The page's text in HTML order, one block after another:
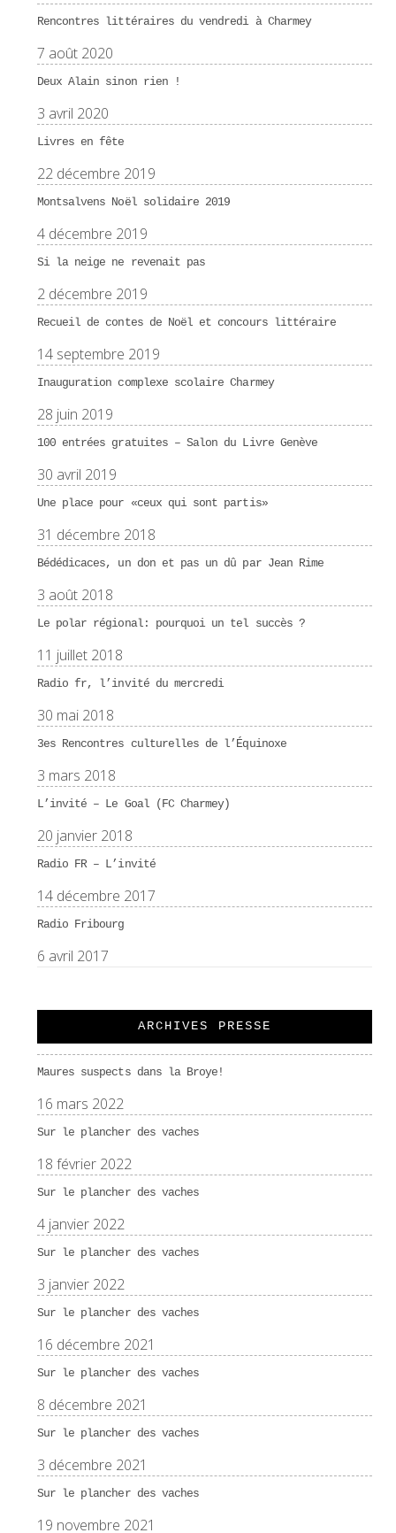
Rencontres littéraires du vendredi à Charmey
7 août 2020
Deux Alain sinon rien !
3 avril 2020
Livres en fête
22 décembre 2019
Montsalvens Noël solidaire 2019
4 décembre 2019
Si la neige ne revenait pas
2 décembre 2019
Recueil de contes de Noël et concours littéraire
14 septembre 2019
Inauguration complexe scolaire Charmey
28 juin 2019
100 entrées gratuites – Salon du Livre Genève
30 avril 2019
Une place pour «ceux qui sont partis»
31 décembre 2018
Bédédicaces, un don et pas un dû par Jean Rime
3 août 2018
Le polar régional: pourquoi un tel succès ?
11 juillet 2018
Radio fr, l’invité du mercredi
30 mai 2018
3es Rencontres culturelles de l’Équinoxe
3 mars 2018
L’invité – Le Goal (FC Charmey)
20 janvier 2018
Radio FR – L’invité
14 décembre 2017
Radio Fribourg
6 avril 2017
ARCHIVES PRESSE
Maures suspects dans la Broye!
16 mars 2022
Sur le plancher des vaches
18 février 2022
Sur le plancher des vaches
4 janvier 2022
Sur le plancher des vaches
3 janvier 2022
Sur le plancher des vaches
16 décembre 2021
Sur le plancher des vaches
8 décembre 2021
Sur le plancher des vaches
3 décembre 2021
Sur le plancher des vaches
19 novembre 2021